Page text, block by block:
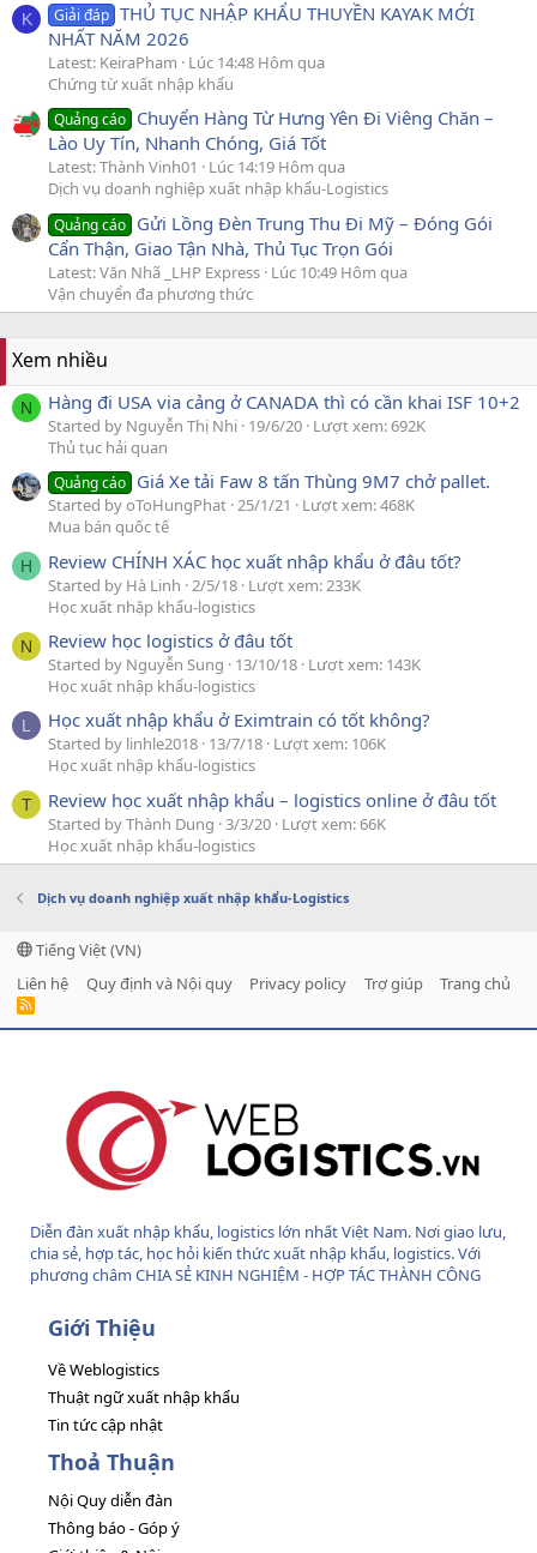
K Giải đáp THỦ TỤC NHẬP KHẨU THUYỀN KAYAK MỚI
NHẤT NĂM 2026
Latest: KeiraPham
Lúc 14:48 Hôm qua
Chứng từ xuất nhập khẩu
Quảng cáo Chuyển Hàng Từ Hưng Yên Đi Viêng Chăn –
Lào Uy Tín, Nhanh Chóng, Giá Tốt
Latest: Thành Vinh01
Lúc 14:19 Hôm qua
Dịch vụ doanh nghiệp xuất nhập khẩu-Logistics
Quảng cáo Gửi Lồng Đèn Trung Thu Đi Mỹ – Đóng Gói
Cẩn Thận, Giao Tận Nhà, Thủ Tục Trọn Gói
Latest: Văn Nhã _LHP Express Lúc 10:49 Hôm qua
Vận chuyển đa phương thức
Xem nhiều
N Hàng đi USA via cảng ở CANADA thì có cần khai ISF 10+2
Started by Nguyễn Thị Nhi 19/6/20 Lượt xem: 692K
Thủ tục hải quan
Quảng cáo Giá Xe tải Faw 8 tấn Thùng 9M7 chở pallet.
Started by oToHungPhat 25/1/21
Lượt xem: 468K
Mua bán quốc tế
H Review CHÍNH XÁC học xuất nhập khẩu ở đâu tốt?
Started by Hà Linh 2/5/18 Lượt xem: 233K
Học xuất nhập khẩu-logistics
N Review học logistics ở đâu tốt
Started by Nguyễn Sung 13/10/18 Lượt xem: 143K
Học xuất nhập khẩu-logistics
L Học xuất nhập khẩu ở Eximtrain có tốt không?
Started by linhle2018 13/7/18 Lượt xem: 106K
Học xuất nhập khẩu-logistics
T Review học xuất nhập khẩu – logistics online ở đâu tốt
Started by Thành Dung 3/3/20 Lượt xem: 66K
Học xuất nhập khẩu-logistics
Dịch vụ doanh nghiệp xuất nhập khẩu-Logistics
Tiếng Việt (VN)
Liên hệ
Quy định và Nội quy Privacy policy Trợ giúp Trang chủ
R
S
Diễn đàn xuất nhập khẩu, logistics lớn nhất Việt Nam. Nơi giao lưu,
chia sẻ, hợp tác, học hỏi kiến thức xuất nhập khẩu, logistics. Với
phương châm CHIA SẺ KINH NGHIỆM - HỢP TÁC THÀNH CÔNG
Giới Thiệu
Về Weblogistics
Thuật ngữ xuất nhập khẩu
Tin tức cập nhật
Thoả Thuận
Nội Quy diễn đàn
Thông báo - Góp ý